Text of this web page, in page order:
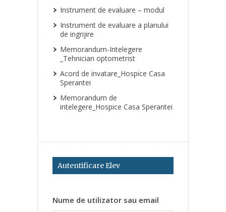
Instrument de evaluare – modul
Instrument de evaluare a planului
de ingrijire
Memorandum-Intelegere
_Tehnician optometrist
Acord de invatare_Hospice Casa
Sperantei
Memorandum de
intelegere_Hospice Casa Sperantei
Autentificare Elev
Nume de utilizator sau email